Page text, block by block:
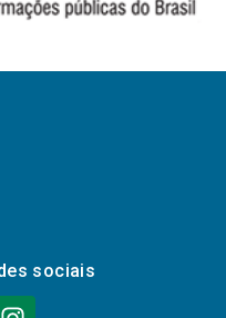
sociais